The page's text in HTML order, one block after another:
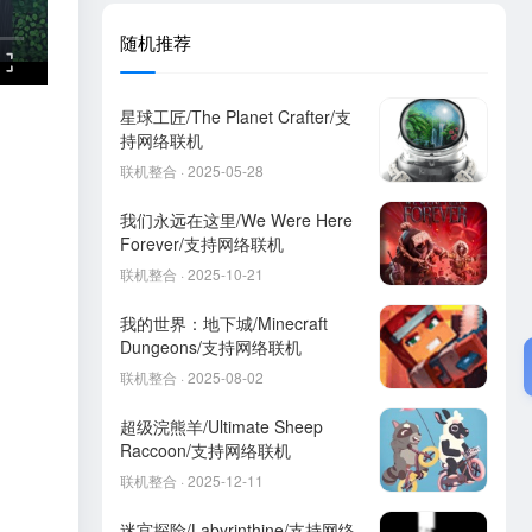
随机推荐
星球工匠/The Planet Crafter/支
持网络联机
联机整合 · 2025-05-28
我们永远在这里/We Were Here
Forever/支持网络联机
联机整合 · 2025-10-21
我的世界：地下城/Minecraft
Dungeons/支持网络联机
联机整合 · 2025-08-02
超级浣熊羊/Ultimate Sheep
Raccoon/支持网络联机
联机整合 · 2025-12-11